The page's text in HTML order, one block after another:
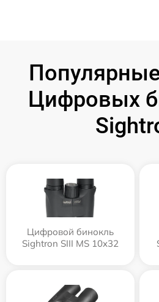
Цифровых
Цифровой бинокль
Sightron SIII MS 10x32